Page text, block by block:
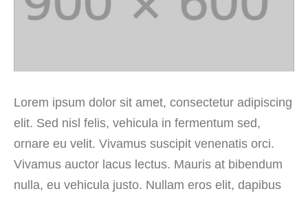
Lorem ipsum dolor sit amet, consectetur adipiscing
elit. Sed nisl felis, vehicula in fermentum sed,
ornare eu velit. Vivamus suscipit venenatis orci.
Vivamus auctor lacus lectus. Mauris at bibendum
nulla, eu vehicula justo. Nullam eros elit, dapibus